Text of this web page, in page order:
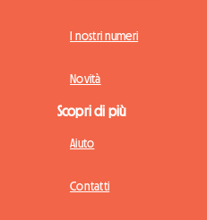
I nostri numeri
Novità
Scopri di più
Aiuto
Contatti